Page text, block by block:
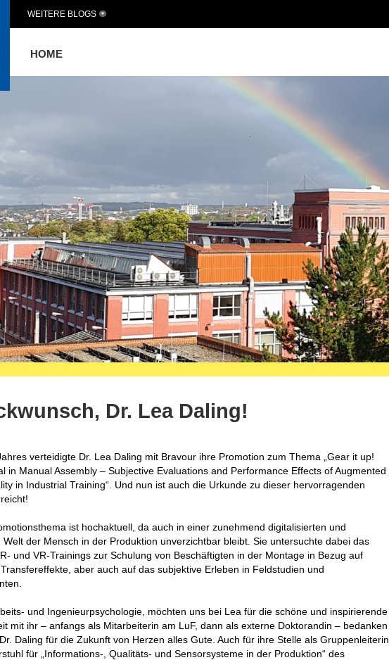
HOME
WEITERE BLOGS
Dr. Lea Daling!
verteidigte Dr. Lea Daling mit Bravour ihre Promotion zum Thema „Gear it up!
in Manual Assembly – Subjective Evaluations and Performance Effects of Augmented
in Industrial Training“. Und nun ist auch die Urkunde zu dieser hervorragenden
ist hochaktuell, da auch in einer zunehmend digitalisierten und
der Mensch in der Produktion unverzichtbar bleibt. Sie untersuchte dabei das
und VR-Trainings zur Schulung von Beschäftigten in der Montage in Bezug auf
aber auch auf das subjektive Erleben in Feldstudien und
und Ingenieurpsychologie, möchten uns bei Lea für die schöne und inspirierende
mit ihr – anfangs als Mitarbeiterin am LuF, dann als externe Doktorandin – bedanken
Daling für die Zukunft von Herzen alles Gute. Auch für ihre Stelle als Gruppenleiterin
für „Informations-, Qualitäts- und Sensorsysteme in der Produktion“ des